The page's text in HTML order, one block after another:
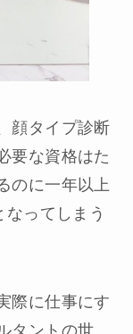
顔タイプ診断
要な資格はた
のに一年以上
ってしまう
際に仕事にす